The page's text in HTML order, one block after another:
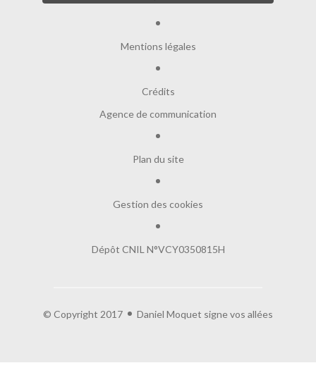
Mentions légales
Crédits
Agence de communication
Plan du site
Gestion des cookies
Dépôt CNIL N°VCY0350815H
© Copyright 2017 Daniel Moquet signe vos allées
On a attendu d'être sûrs que le contenu de
Lire la politique de confidentialité